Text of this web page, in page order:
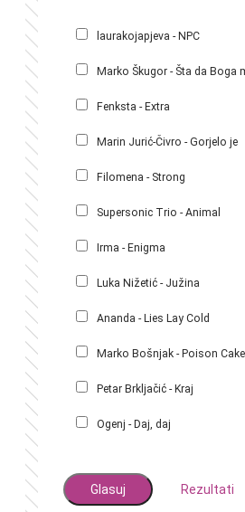
laurakojapjeva - NPC
Marko Škugor - Šta da Boga
Fenksta - Extra
Marin Jurić-Čivro - Gorjelo je
Filomena - Strong
Supersonic Trio - Animal
Irma - Enigma
Luka Nižetić - Južina
Ananda - Lies Lay Cold
Marko Bošnjak - Poison Cake
Petar Brkljačić - Kraj
Ogenj - Daj, daj
Rezultati